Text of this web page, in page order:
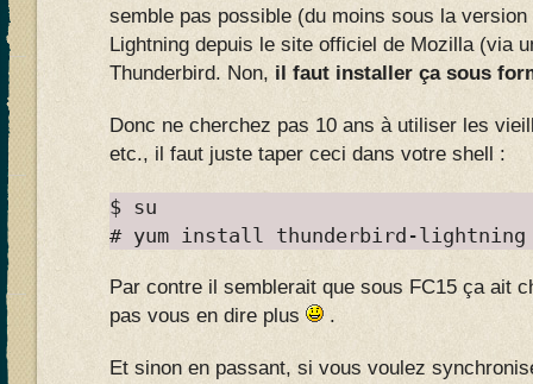
semble pas possible (du moins sous la version
Lightning depuis le site officiel de Mozilla (via
Thunderbird. Non, il faut installer ça sous
Donc ne cherchez pas 10 ans à utiliser les
etc., il faut juste taper ceci dans votre shell :
$ su
# yum install thunderbird-lightning
Par contre il semblerait que sous FC15 ça ait
pas vous en dire plus
.
Et sinon en passant, si vous voulez